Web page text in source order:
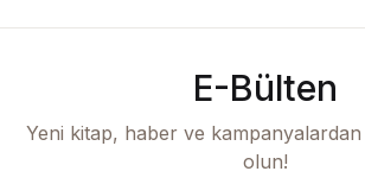
E-Bülten
Yeni kitap, haber ve
olun!